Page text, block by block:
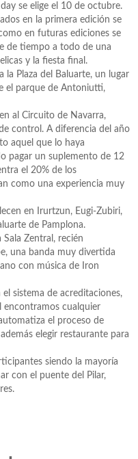
se elige el 10 de octubre.
en la primera edición se
en futuras ediciones se
de tiempo a todo de una
y la fiesta final.
la Plaza del Baluarte, un lugar
el parque de Antoniutti,
al Circuito de Navarra,
control. A diferencia del año
aquel que lo haya
pagar un suplemento de 12
el 20% de los
como una experiencia muy
en Irurtzun, Eugi-Zubiri,
de Pamplona.
Zentral, recién
una banda muy divertida
con música de Iron
sistema de acreditaciones,
encontramos cualquier
el proceso de
elegir restaurante para
siendo la mayoría
con el puente del Pilar,